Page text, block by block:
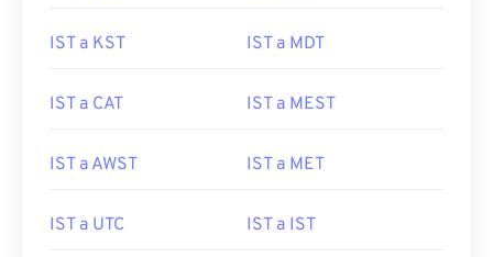
IST a KST IST a MDT
IST a CAT IST a MEST
IST a AWST IST a MET
IST a UTC IST a IST